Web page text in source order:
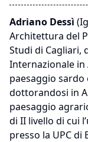
Adriano Dessì
Architettura del
Studi di Cagliari,
Internazionale in
paesaggio sardo
dottorandosi in
paesaggio
di II livello di cui
presso la UPC di